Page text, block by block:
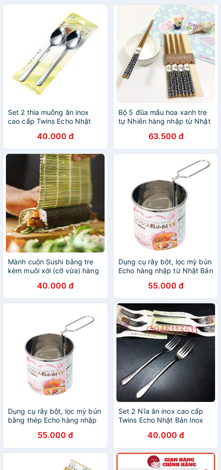
Set 2 thìa muỗng ăn inox
cao cấp Twins Echo Nhật
bóng, an toàn tuyệt đối
40.000 đ
Bộ 5 đũa mẫu hoa xanh tre
tự Nhiên hàng nhập từ Nhật
63.500 đ
Mành cuộn Sushi bằng tre
kèm muôi xới (cỡ vừa) hàng
cơm cuộn40.000 đ
Dụng cụ rây bột, lọc mỳ bún
Echo hàng nhập từ Nhật Bản
55.000 đ
Dụng cụ rây bột, lọc mỳ bún
bằng thép Echo hàng nhập
55.000 đ
Set 2 Nĩa ăn inox cao cấp
Twins Echo Nhật Bản Inox
toàn tuyệt đối40.000 đ